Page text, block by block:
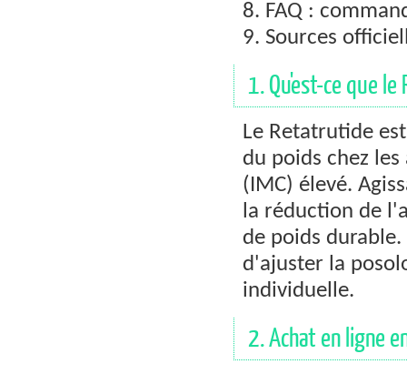
8. FAQ :
9. Sources
1. Qu'est-ce que
Le Retatrutide
du poids chez
(IMC) élevé.
la réduction de
de poids
d'ajuster la
individuelle.
2. Achat en ligne